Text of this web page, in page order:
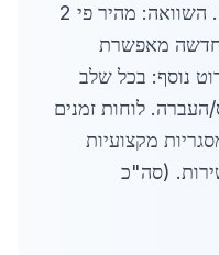
תהליך חלק, עם תמיכה 24/7. השוואה: מהיר פי 2
חדשה מאפשרת
נוסף: בכל שלב
העברה. לוחות זמנים
מקצועיות
(סה"כ